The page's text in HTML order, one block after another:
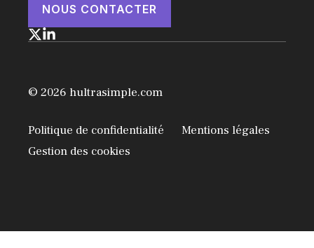
NOUS CONTACTER
© 2026 hultrasimple.com
Politique de confidentialité
Mentions légales
Gestion des cookies